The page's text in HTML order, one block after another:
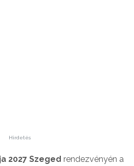
Hirdetés
2027 Szeged rendezvényén a